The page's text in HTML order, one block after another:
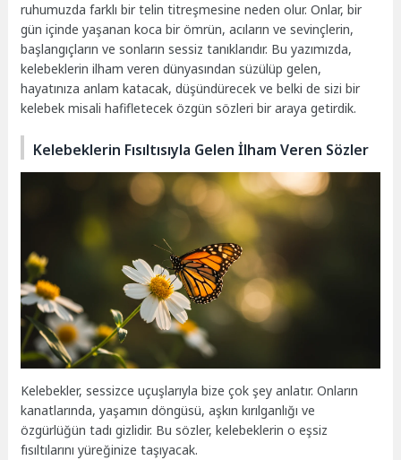
ruhumuzda farklı bir telin titreşmesine neden olur. Onlar, bir
gün içinde yaşanan koca bir ömrün, acıların ve sevinçlerin,
başlangıçların ve sonların sessiz tanıklarıdır. Bu yazımızda,
kelebeklerin ilham veren dünyasından süzülüp gelen,
hayatınıza anlam katacak, düşündürecek ve belki de sizi bir
kelebek misali hafifletecek özgün sözleri bir araya getirdik.
Kelebeklerin Fısıltısıyla Gelen İlham Veren Sözler
Kelebekler, sessizce uçuşlarıyla bize çok şey anlatır. Onların
kanatlarında, yaşamın döngüsü, aşkın kırılganlığı ve
özgürlüğün tadı gizlidir. Bu sözler, kelebeklerin o eşsiz
fısıltılarını yüreğinize taşıyacak.